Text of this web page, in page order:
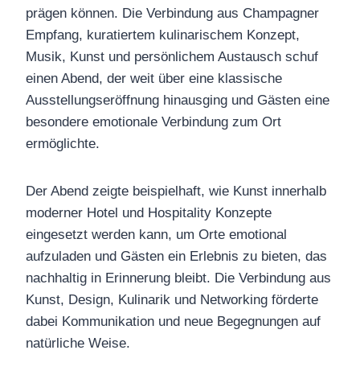
prägen können. Die Verbindung aus Champagner
Empfang, kuratiertem kulinarischem Konzept,
Musik, Kunst und persönlichem Austausch schuf
einen Abend, der weit über eine klassische
Ausstellungseröffnung hinausging und Gästen eine
besondere emotionale Verbindung zum Ort
ermöglichte.
Der Abend zeigte beispielhaft, wie Kunst innerhalb
moderner Hotel und Hospitality Konzepte
eingesetzt werden kann, um Orte emotional
aufzuladen und Gästen ein Erlebnis zu bieten, das
nachhaltig in Erinnerung bleibt. Die Verbindung aus
Kunst, Design, Kulinarik und Networking förderte
dabei Kommunikation und neue Begegnungen auf
natürliche Weise.